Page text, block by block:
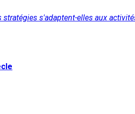
s'adaptent-elles aux